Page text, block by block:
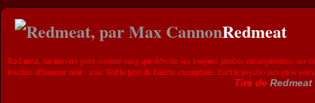
Redmeat
Red meat, un univers gore couleur sang qui dévoile ses longues jambes ensanglantées, ses
touches d'humour noir : avec Ted le père de famille exemplaire, Earl le psycho aux gros
Tiré de Redmeat